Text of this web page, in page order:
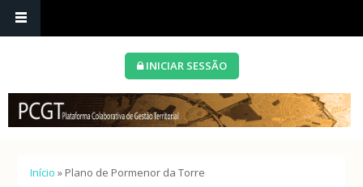
INICIAR SESSÃO
Está aqui
Início » Plano de Pormenor da Torre